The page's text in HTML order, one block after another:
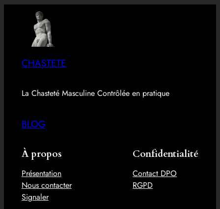
CHASTETE
La Chasteté Masculine Contrôlée en pratique
BLOG
À propos
Présentation
Nous contacter
Signaler
Confidentialité
Contact DPO
RGPD